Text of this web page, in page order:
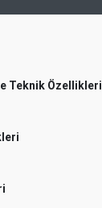
Teknik Özellikleri